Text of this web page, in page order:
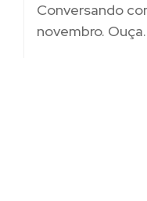
Conversando
novembro. Ouça.